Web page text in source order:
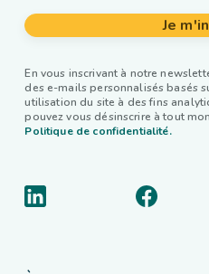
Je
En vous inscrivant à notre
des e-mails personnalisés basés
utilisation du site à des fins
pouvez vous désinscrire à tout
Politique de confidentialité.